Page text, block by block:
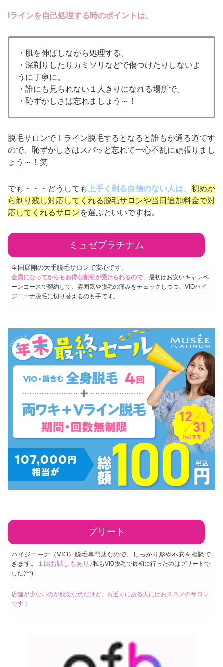
Iラインを自己処理する時のポイントは、
・肌を伸ばしながら処理する。
・深剃りしたりカミソリなどで傷つけたりしないよ
うに丁寧に。
・誰にも見られない１人きりになれる場所で。
・恥ずかしさは忘れましょう～！
脱毛サロンでＩライン脱毛するとなると誰もが通る道です
ので、恥ずかしさはスパッと忘れて一心不乱に頑張りまし
ょう～！笑
でも・・・どうしても 上手く剃る自信のない人は、 初めか
ら剃り残し対応してくれる脱毛サロンや当日追加料金で対
応してくれるサロンを選ぶといいですね。
ミュゼプラチナム
全国展開の大手脱毛サロンで安心です。
会員になってからもお得な割引が受けられるので、最初はお安いキャンペ
ーンコースで契約して、雰囲気や脱毛の痛みをチェックしつつ、VIOハイ
ジニーナ脱毛に切り替えるのも手です。
プリート
ハイジニーナ（VIO）脱毛専門店なので、しっかり形や不安を相談で
きます。
１回お試しもあり♪私もVIO脱毛で最初に行ったのはプリートで
した(^^)
店舗が少ないのが残念な点だけど、お近くにある人にはおススメのサロン
です！